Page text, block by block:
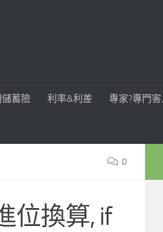
蓄險 利率&利差 專家?專門
0
位換算, if